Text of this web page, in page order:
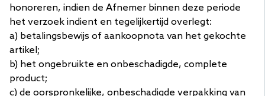
honoreren, indien de Afnemer binnen deze periode
het verzoek indient en tegelijkertijd overlegt:
a) betalingsbewijs of aankoopnota van het gekochte
artikel;
b) het ongebruikte en onbeschadigde, complete
product;
c) de oorspronkelijke, onbeschadigde verpakking van